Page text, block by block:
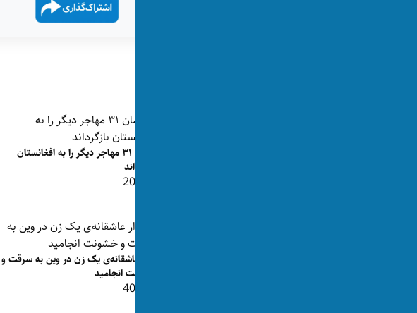
آلمان ۳۱ مهاجر دیگر را به افغانستان
بازگرداند
قرار عاشقانه‌ی یک زن در وین به سرقت و
خشونت انجامید